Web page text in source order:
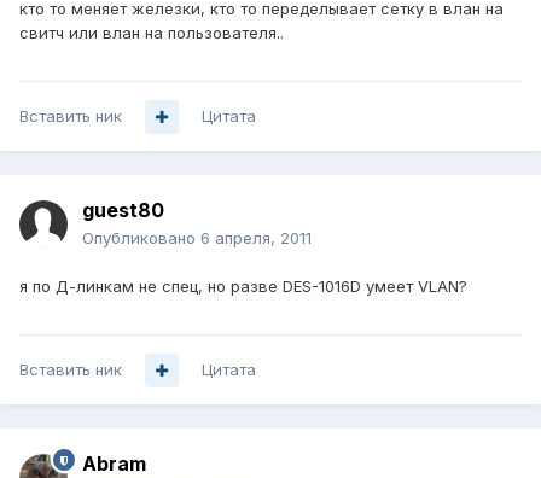
кто то меняет железки, кто то переделывает сетку в влан на
свитч или влан на пользователя..
Вставить ник Цитата
guest80
Опубликовано 6 апреля, 2011
я по Д-линкам не спец, но разве DES-1016D умеет VLAN?
Вставить ник Цитата
Abram